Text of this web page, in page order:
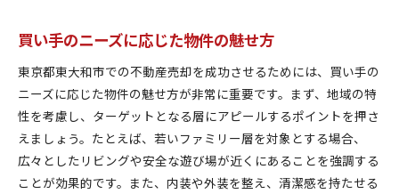
買い手のニーズに応じた物件の魅せ方
東京都東大和市での不動産売却を成功させるためには、買い手の
ニーズに応じた物件の魅せ方が非常に重要です。まず、地域の特
性を考慮し、ターゲットとなる層にアピールするポイントを押さ
えましょう。たとえば、若いファミリー層を対象とする場合、
広々としたリビングや安全な遊び場が近くにあることを強調する
ことが効果的です。また、内装や外装を整え、清潔感を持たせる